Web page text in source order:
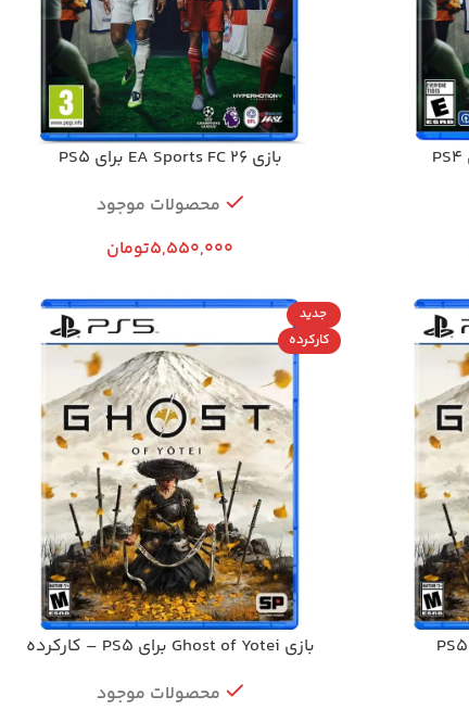
بازی EA Sports FC 26 برای PS5
محصولات موجود
5,550,000تومان
جدید
کارکرده
بازی Ghost of Yotei برای PS5 – کارکرده
محصولات موجود